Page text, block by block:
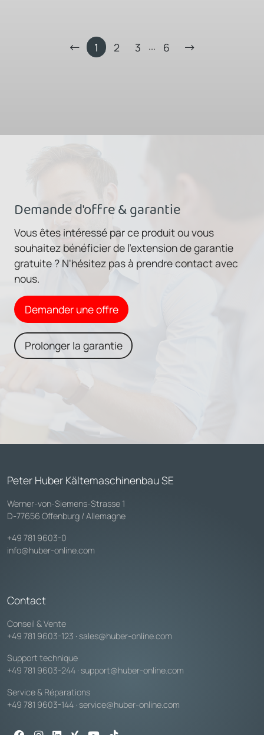
1 2 3 ... 6
Demande d'offre & garantie
Vous êtes intéressé par ce produit ou vous
souhaitez bénéficier de l'extension de garantie
gratuite ? N'hésitez pas à prendre contact avec
nous.
Demander une offre
Prolonger la garantie
Peter Huber Kältemaschinenbau SE
Werner-von-Siemens-Strasse 1
D-77656 Offenburg / Allemagne
+49 781 9603-0
info@huber-online.com
Contact
Conseil & Vente
+49 781 9603-123 · sales@huber-online.com
Support technique
+49 781 9603-244 · support@huber-online.com
Service & Réparations
+49 781 9603-144 · service@huber-online.com